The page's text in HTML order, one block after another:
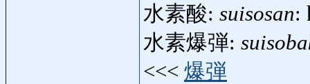
水素酸: suisosan:
水素爆弾:
<<< 爆弾